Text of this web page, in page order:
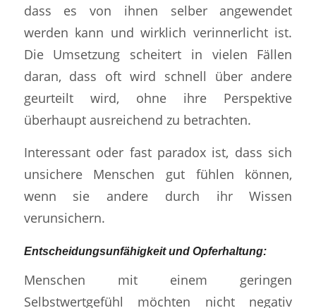
dass es von ihnen selber angewendet
werden kann und wirklich verinnerlicht ist.
Die Umsetzung scheitert in vielen Fällen
daran, dass oft wird schnell über andere
geurteilt wird, ohne ihre Perspektive
überhaupt ausreichend zu betrachten.
Interessant oder fast paradox ist, dass sich
unsichere Menschen gut fühlen können,
wenn sie andere durch ihr Wissen
verunsichern.
Entscheidungsunfähigkeit und Opferhaltung:
Menschen mit einem geringen
Selbstwertgefühl möchten nicht negativ